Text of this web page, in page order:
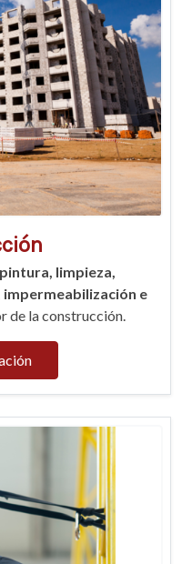
limpieza,
e
de la construcción.